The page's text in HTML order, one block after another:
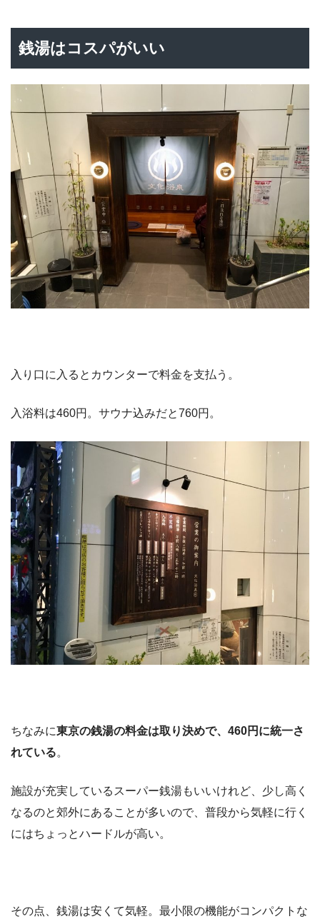
銭湯はコスパがいい
入り口に入るとカウンターで料金を支払う。
入浴料は460円。サウナ込みだと760円。
ちなみに東京の銭湯の料金は取り決めで、460円に統一さ
れている。
施設が充実しているスーパー銭湯もいいけれど、少し高く
なるのと郊外にあることが多いので、普段から気軽に行く
にはちょっとハードルが高い。
その点、銭湯は安くて気軽。最小限の機能がコンパクトな